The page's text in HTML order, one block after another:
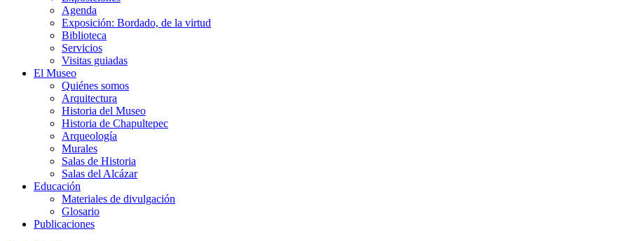
Agenda
Exposición: Bordado, de la virtud
Biblioteca
Servicios
Visitas guiadas
El Museo
Quiénes somos
Arquitectura
Historia del Museo
Historia de Chapultepec
Arqueología
Murales
Salas de Historia
Salas del Alcázar
Educación
Materiales de divulgación
Glosario
Publicaciones